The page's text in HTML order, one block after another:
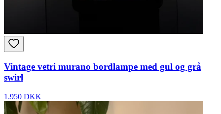
Vintage vetri murano bordlampe med gul og grå
swirl
1.950 DKK